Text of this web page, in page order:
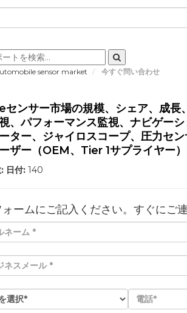
sensor market 今すぐ問い合わせ
ンサー市場の規模、シェア、成長
、パフォーマンス監視、ナビゲー
ター、ジャイロスコープ、圧力セ
ザー（OEM、Tier 1サプライヤー
日付: 140
ォームにご記入ください。すぐにご